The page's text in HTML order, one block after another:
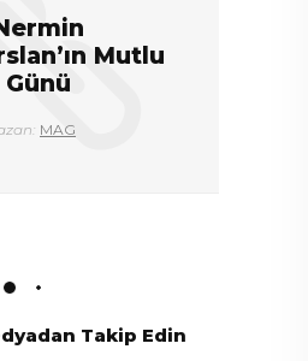
Mutlu
Günü
MAG
Takip Edin